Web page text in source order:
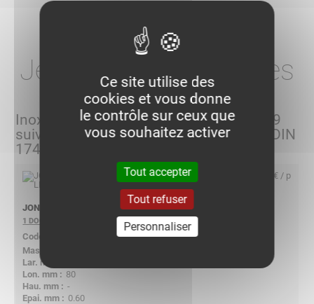
Je choisis mes articles
Inox 304L - Acier inoxydable X2CrNi 18-9
suivant NF EN 10088-2 / ASTM A240 / DIN
17440
JONCTION LPSJ 304L
1 DOCUMENT
80
-
0.60
4,40 € / p
Ce site utilise des
cookies et vous donne
le contrôle sur ceux que
vous souhaitez activer
Tout accepter
Tout refuser
Personnaliser